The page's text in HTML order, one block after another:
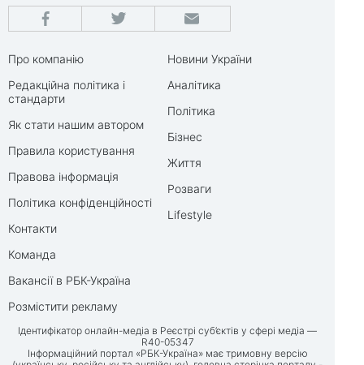
Про компанію
Редакційна політика і
стандарти
Як стати нашим автором
Правила користування
Правова інформація
Політика конфіденційності
Контакти
Команда
Вакансії в РБК-Україна
Розмістити рекламу
Новини України
Аналітика
Політика
Бізнес
Життя
Розваги
Lifestyle
Ідентифікатор онлайн-медіа в Реєстрі суб’єктів у сфері медіа —
R40-05347
Інформаційний портал «РБК-Україна» має тримовну версію